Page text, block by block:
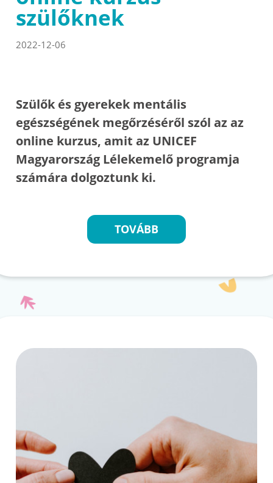
szülőknek
2022-12-06
Szülők és gyerekek mentális
egészségének megőrzéséről szól az az
online kurzus, amit az UNICEF
Magyarország Lélekemelő programja
számára dolgoztunk ki.
TOVÁBB